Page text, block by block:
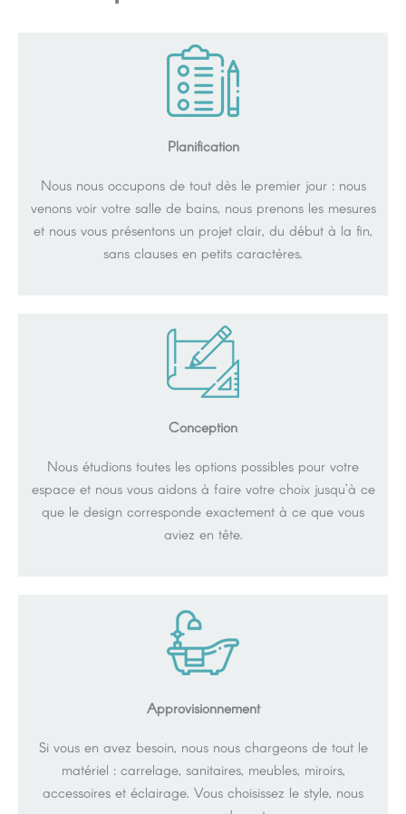
Planification
Nous nous occupons de tout dès le premier jour : nous
venons voir votre salle de bains, nous prenons les mesures
et nous vous présentons un projet clair, du début à la fin,
sans clauses en petits caractères.
Conception
Nous étudions toutes les options possibles pour votre
espace et nous vous aidons à faire votre choix jusqu’à ce
que le design corresponde exactement à ce que vous
aviez en tête.
Approvisionnement
Si vous en avez besoin, nous nous chargeons de tout le
matériel : carrelage, sanitaires, meubles, miroirs,
accessoires et éclairage. Vous choisissez le style, nous